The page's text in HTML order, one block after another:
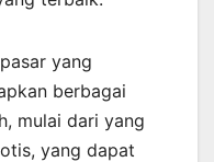
yang
berbagai
mulai dari yang
yang dapat